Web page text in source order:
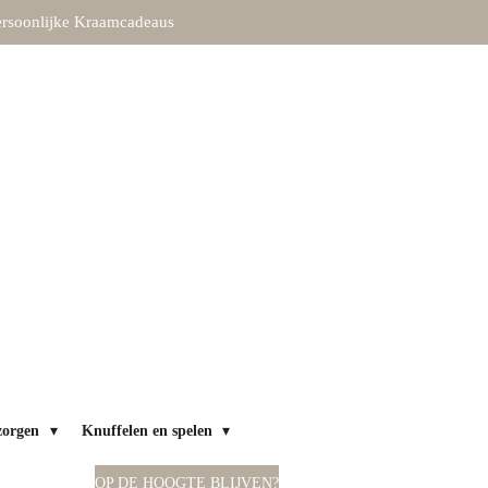
Kraamcadeaus
Knuffelen en spelen
OP DE HOOGTE BLIJVEN?